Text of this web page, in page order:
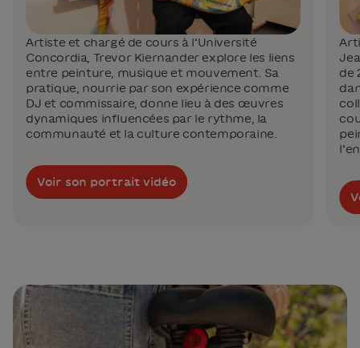
Artiste et chargé de cours à l’Université
Concordia, Trevor Kiernander explore les liens
entre peinture, musique et mouvement. Sa
pratique, nourrie par son expérience comme
DJ et commissaire, donne lieu à des œuvres
dynamiques influencées par le rythme, la
communauté et la culture contemporaine.
Voir son portrait vidéo
de